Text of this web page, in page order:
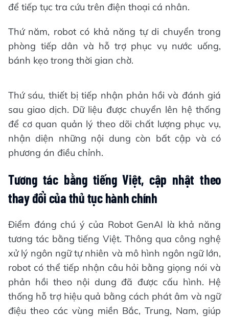
để tiếp tục tra cứu trên điện thoại cá nhân.
Thứ năm, robot có khả năng tự di chuyển trong
phòng tiếp dân và hỗ trợ phục vụ nước uống,
bánh kẹo trong thời gian chờ.
Thứ sáu, thiết bị tiếp nhận phản hồi và đánh giá
sau giao dịch. Dữ liệu được chuyển lên hệ thống
để cơ quan quản lý theo dõi chất lượng phục vụ,
nhận diện những nội dung còn bất cập và có
phương án điều chỉnh.
Tương tác bằng tiếng Việt, cập nhật theo
thay đổi của thủ tục hành chính
Điểm đáng chú ý của Robot GenAI là khả năng
tương tác bằng tiếng Việt. Thông qua công nghệ
xử lý ngôn ngữ tự nhiên và mô hình ngôn ngữ lớn,
robot có thể tiếp nhận câu hỏi bằng giọng nói và
phản hồi theo nội dung đã được cấu hình. Hệ
thống hỗ trợ hiệu quả bằng cách phát âm và ngữ
điệu theo các vùng miền Bắc, Trung, Nam, giúp